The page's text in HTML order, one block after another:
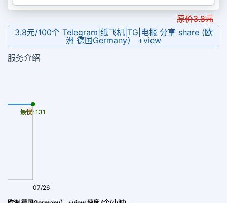
原价3.8元
3.8元/100个 Telegram|纸飞机|TG|电报 分享 share (欧
洲 德国Germany） +view
服务介绍
07/26
最慢: 131
最快: 131